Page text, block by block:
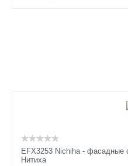
EFX3253 Nichiha - фасадные
Нитиха